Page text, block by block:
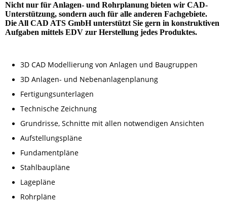
Nicht nur für Anlagen- und Rohrplanung bieten wir CAD-
Unterstützung, sondern auch für alle anderen Fachgebiete.
Die All CAD ATS GmbH unterstützt Sie gern in konstruktiven
Aufgaben mittels EDV zur Herstellung jedes Produktes.
3D CAD Modellierung von Anlagen und Baugruppen
3D Anlagen- und Nebenanlagenplanung
Fertigungsunterlagen
Technische Zeichnung
Grundrisse, Schnitte mit allen notwendigen Ansichten
Aufstellungspläne
Fundamentpläne
Stahlbaupläne
Lagepläne
Rohrpläne